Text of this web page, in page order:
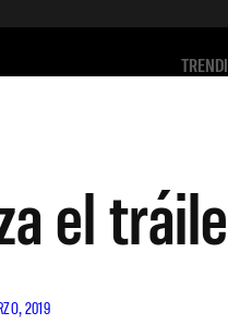
el
2019